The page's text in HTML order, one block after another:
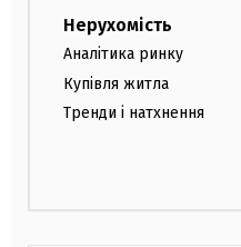
Нерухомість
Аналітика ринку
Купівля житла
Тренди і натхнення